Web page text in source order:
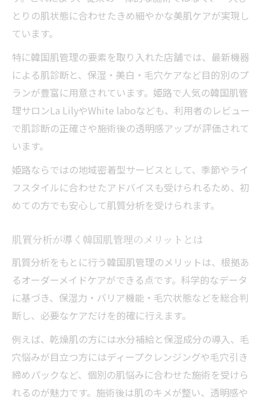
肌質分析から見えた韓国式肌管理の肌変化
肌質分析によるビフォーアフターの違いを
体感
透明感美肌へ導く韓国式肌管理の秘密を分
析
毛穴ケアと乾燥対策が叶う新時代の分析術
る
肌質分析で分かる毛穴トラブル解消の近道
乾燥肌に強い韓国肌管理と肌質分析の関係
は
肌質分析経験から見えた美肌成分の秘密
肌質分析経験で分かった美肌成分の重要性
美肌成分の効果を最大化する肌質分析体験
肌質分析が示す韓国式美肌成分の秘密とは
とりの肌状態に合わせたきめ細やかな美肌ケアが実現し
ています。
特に韓国肌管理の要素を取り入れた店舗では、最新機器
による肌診断と、保湿・美白・毛穴ケアなど目的別のプ
ランが豊富に用意されています。姫路で人気の韓国肌管
理サロンLa LilyやWhite laboなども、利用者のレビュー
で肌診断の正確さや施術後の透明感アップが評価されて
います。
姫路ならではの地域密着型サービスとして、季節やライ
フスタイルに合わせたアドバイスも受けられるため、初
めての方でも安心して肌質分析を受けられます。
肌質分析が導く韓国肌管理のメリットとは
肌質分析をもとに行う韓国肌管理のメリットは、根拠あ
るオーダーメイドケアができる点です。科学的なデータ
に基づき、保湿力・バリア機能・毛穴状態などを総合判
断し、必要なケアだけを的確に行えます。
例えば、乾燥肌の方には水分補給と保湿成分の導入、毛
穴悩みが目立つ方にはディープクレンジングや毛穴引き
締めパックなど、個別の肌悩みに合わせた施術を受けら
れるのが魅力です。施術後は肌のキメが整い、透明感や